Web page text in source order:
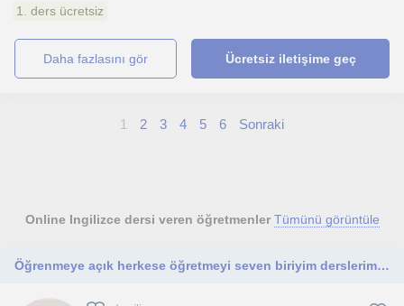
1. ders ücretsiz
daha fazlasını gör Ücretsiz iletişime geç
1 2 3 4 5 6 Sonraki
Online Ingilizce dersi veren öğretmenler Tümünü görüntüle
Öğrenmeye açık herkese öğretmeyi seven biriyim derslerimi c1 seviyesine kadar herkese verebilirim